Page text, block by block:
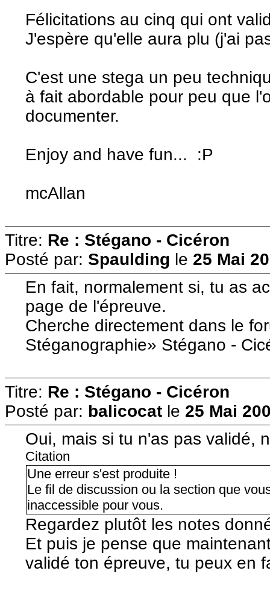
Félicitations au cinq qui ont
J'espère qu'elle aura plu (j'ai
C'est une stega un peu
à fait abordable pour peu que
documenter.
Enjoy and have fun... :P
mcAllan
Titre: Re : Stégano - Cicéron
Posté par: Spaulding le 25 Mai
En fait, normalement si, tu as
page de l'épreuve.
Cherche directement dans le
Stéganographie» Stégano -
Titre: Re : Stégano - Cicéron
Posté par: balicocat le 25 Mai
Oui, mais si tu n'as pas validé,
Citation
Une erreur s'est produite !
Le fil de discussion ou la section que
inaccessible pour vous.
Regardez plutôt les notes
Et puis je pense que
validé ton épreuve, tu peux en